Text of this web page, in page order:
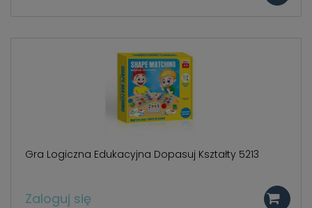
Gra Logiczna Edukacyjna Dopasuj Kształty 5213
Zaloguj się